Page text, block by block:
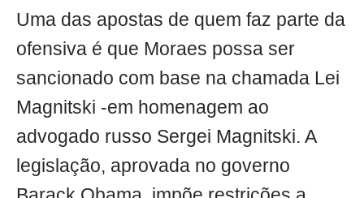
Uma das apostas de quem faz parte da
ofensiva é que Moraes possa ser
sancionado com base na chamada Lei
Magnitski -em homenagem ao
advogado russo Sergei Magnitski. A
legislação, aprovada no governo